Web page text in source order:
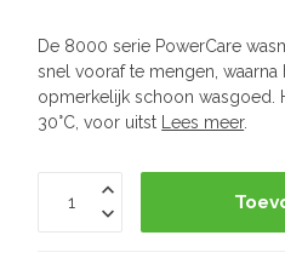
De 8000 serie PowerCare
snel vooraf te mengen,
opmerkelijk schoon wasgoed.
30°C, voor uitst
Lees meer.